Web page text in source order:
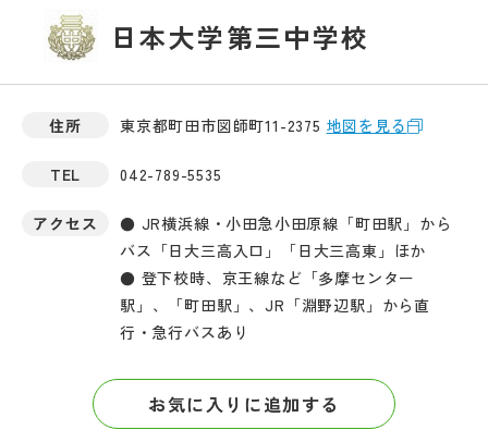
日本大学第三中学校
住所 東京都町田市図師町11-2375 地図を見る
TEL 042-789-5535
アクセス
● JR横浜線・小田急小田原線「町田駅」から
バス「日大三高入口」「日大三高東」ほか
● 登下校時、京王線など「多摩センター
駅」、「町田駅」、JR「淵野辺駅」から直
行・急行バスあり
お気に入りに追加する